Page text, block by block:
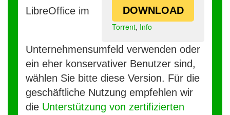
DOWNLOAD
Torrent, Info
LibreOffice im
Unternehmensumfeld verwenden oder
ein eher konservativer Benutzer sind,
wählen Sie bitte diese Version. Für die
geschäftliche Nutzung empfehlen wir
die Unterstützung von zertifizierten